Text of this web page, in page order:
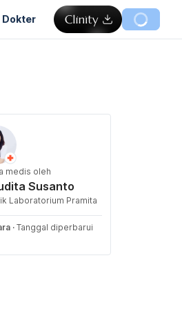
Dokter
medis oleh
Susanto
Laboratorium Pramita
· Tanggal diperbarui